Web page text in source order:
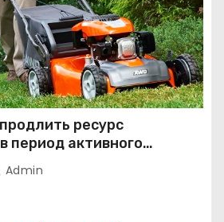
ресурс
период активного
Admin